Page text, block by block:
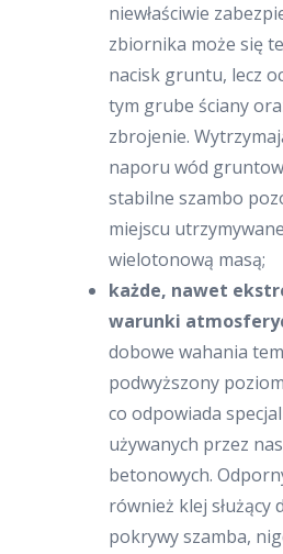
niewłaściwie
zbiornika może się
nacisk gruntu, lecz
tym grube ściany
zbrojenie.
naporu wód
stabilne szambo
miejscu
wielotonową masą;
każde, nawet
warunki
dobowe wahania
podwyższony
co odpowiada
używanych przez
betonowych.
również klej służący
pokrywy szamba,